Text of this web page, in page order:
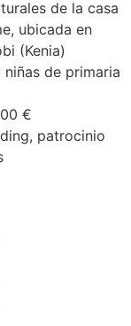
de la casa
ubicada en
(Kenia)
de primaria
€
patrocinio